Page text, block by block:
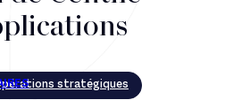
stratégiques